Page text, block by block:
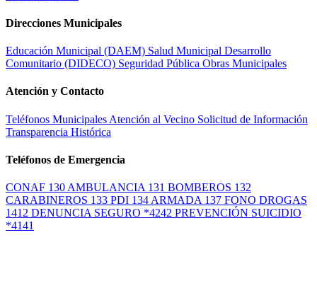
Direcciones Municipales
Educación Municipal (DAEM) Salud Municipal Desarrollo
Comunitario (DIDECO) Seguridad Pública Obras Municipales
Atención y Contacto
Teléfonos Municipales Atención al Vecino Solicitud de Información
Transparencia Histórica
Teléfonos de Emergencia
CONAF 130 AMBULANCIA 131 BOMBEROS 132
CARABINEROS 133 PDI 134 ARMADA 137 FONO DROGAS
1412 DENUNCIA SEGURO *4242 PREVENCIÓN SUICIDIO
*4141